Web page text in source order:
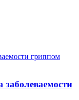
гриппом
заболеваемости